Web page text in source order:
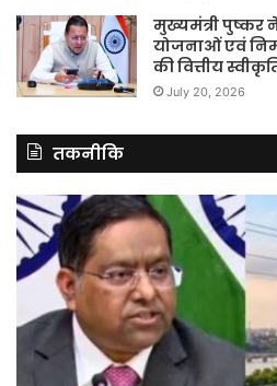
मुख्यमंत्री पुष्कर
योजनाओं एवं
की वित्तीय
July 20, 2026
तकनीकि